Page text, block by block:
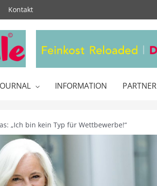
Kontakt
INFORMATION PARTNER
„Ich bin kein Typ für Wettbewerbe!“